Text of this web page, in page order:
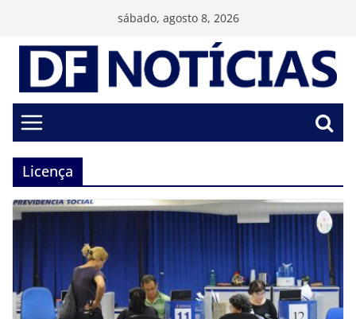
conteúdo
sábado, agosto 8, 2026
Licença